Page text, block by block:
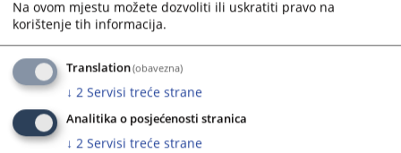
question
key
to
get
the
keyboard
question
to
get
the
keyboard
Trenutno nema vijesti
Na ovom mjestu možete dozvoliti ili uskratiti pravo na
korištenje tih informacija.
Translation(obavezna)
↓ 2 Servisi treće strane
Analitika o posjećenosti stranica
↓ 2 Servisi treće strane